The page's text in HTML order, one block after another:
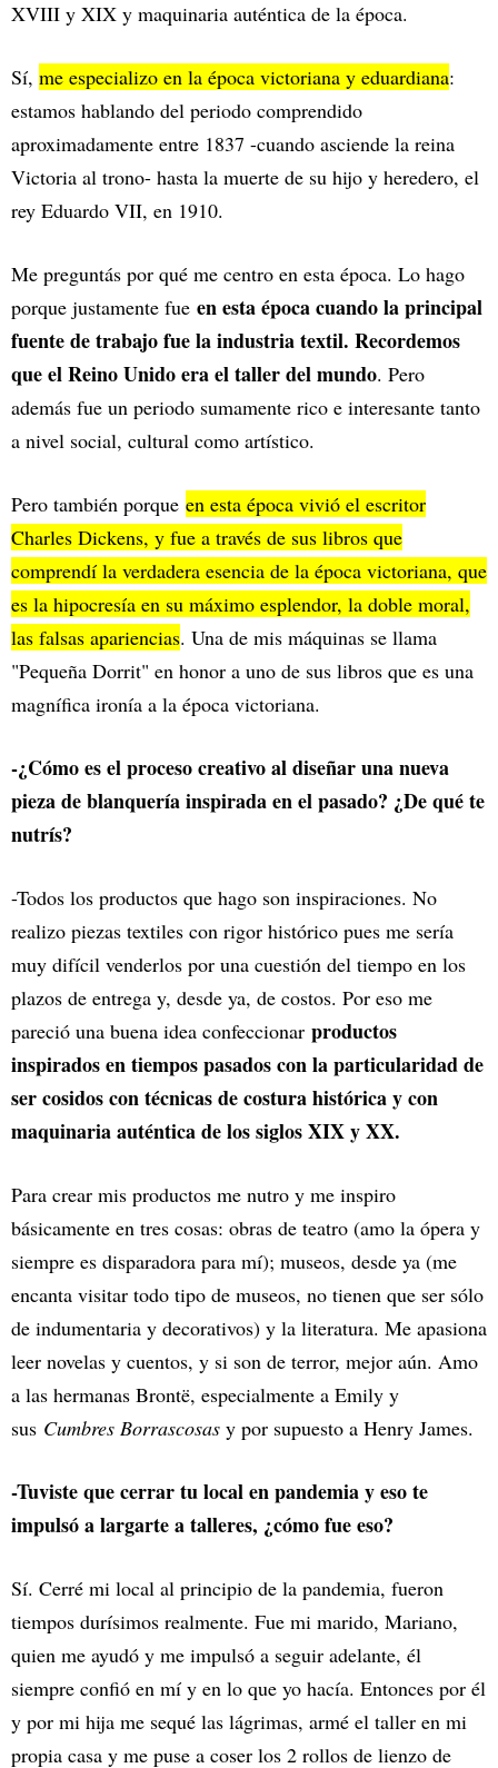
XVIII y XIX y maquinaria auténtica de la época.
Sí, me especializo en la época victoriana y eduardiana:
estamos hablando del periodo comprendido
aproximadamente entre 1837 -cuando asciende la reina
Victoria al trono- hasta la muerte de su hijo y heredero, el
rey Eduardo VII, en 1910.
Me preguntás por qué me centro en esta época. Lo hago
porque justamente fue en esta época cuando la principal
fuente de trabajo fue la industria textil. Recordemos
que el Reino Unido era el taller del mundo. Pero
además fue un periodo sumamente rico e interesante tanto
a nivel social, cultural como artístico.
Pero también porque en esta época vivió el escritor
Charles Dickens, y fue a través de sus libros que
comprendí la verdadera esencia de la época victoriana, que
es la hipocresía en su máximo esplendor, la doble moral,
las falsas apariencias. Una de mis máquinas se llama
"Pequeña Dorrit" en honor a uno de sus libros que es una
magnífica ironía a la época victoriana.
-¿Cómo es el proceso creativo al diseñar una nueva
pieza de blanquería inspirada en el pasado? ¿De qué te
nutrís?
-Todos los productos que hago son inspiraciones. No
realizo piezas textiles con rigor histórico pues me sería
muy difícil venderlos por una cuestión del tiempo en los
plazos de entrega y, desde ya, de costos. Por eso me
pareció una buena idea confeccionar productos
inspirados en tiempos pasados con la particularidad de
ser cosidos con técnicas de costura histórica y con
maquinaria auténtica de los siglos XIX y XX.
Para crear mis productos me nutro y me inspiro
básicamente en tres cosas: obras de teatro (amo la ópera y
siempre es disparadora para mí); museos, desde ya (me
encanta visitar todo tipo de museos, no tienen que ser sólo
de indumentaria y decorativos) y la literatura. Me apasiona
leer novelas y cuentos, y si son de terror, mejor aún. Amo
a las hermanas Brontë, especialmente a Emily y
sus Cumbres Borrascosas y por supuesto a Henry James.
-Tuviste que cerrar tu local en pandemia y eso te
impulsó a largarte a talleres, ¿cómo fue eso?
Sí. Cerré mi local al principio de la pandemia, fueron
tiempos durísimos realmente. Fue mi marido, Mariano,
quien me ayudó y me impulsó a seguir adelante, él
siempre confió en mí y en lo que yo hacía. Entonces por él
y por mi hija me sequé las lágrimas, armé el taller en mi
propia casa y me puse a coser los 2 rollos de lienzo de